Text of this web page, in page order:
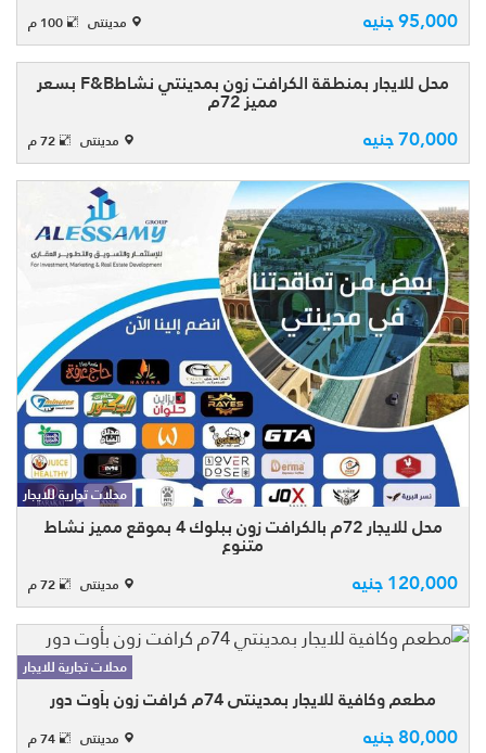
95,000 جنيه مدينتى 100 م
للايجار مميز محل بالكرافت زون مدينتي
بمساحة 72 متر نشاط F&B للبيع الكاش
والكرافت زون عبارة عن مجمع اسواق تشمل
جميع المجالات ويخدم علي سكان مدينتي
جميعا وسكان المراحل ...
محلات تجارية للايجار
محل للايجار بمنطقة الكرافت زون بمدينتي نشاطF&B بسعر
مميز 72م
70,000 جنيه مدينتى 72 م
الكرافت زون بمدينتى بالسوق الشرقى
بمساحة 72م المحل مقسم على دورين الدور
الارضى بمساحة 37م والدور الاول 37م نشاط
تجارى المحل عند مدخل البلوك بأحدث و اجدد
المراحل ( الك ...
محلات تجارية للايجار
محل للايجار 72م بالكرافت زون ببلوك 4 بموقع مميز نشاط
متنوع
120,000 جنيه مدينتى 72 م
فرصه للايجار بمدينتي بسوق الكرافت زون
محلات تجارية للايجار
مطعم وكافية للايجار بمدينتي 74م كرافت زون بأوت دور
80,000 جنيه مدينتى 74 م